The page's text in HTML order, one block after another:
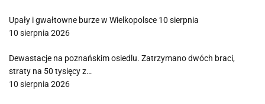
Upały i gwałtowne burze w Wielkopolsce 10 sierpnia
10 sierpnia 2026
Dewastacje na poznańskim osiedlu. Zatrzymano dwóch braci,
straty na 50 tysięcy z…
10 sierpnia 2026